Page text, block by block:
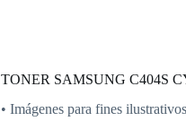
TONER SAMSUNG C404S
• Imágenes para fines